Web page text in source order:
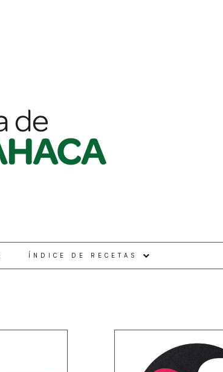
ÍNDICE DE RECETAS